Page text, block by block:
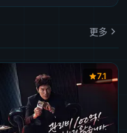
更多
7.1